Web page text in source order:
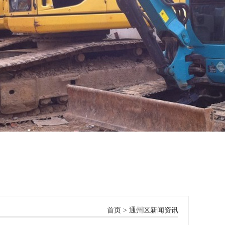
首页 > 通州区新闻资讯